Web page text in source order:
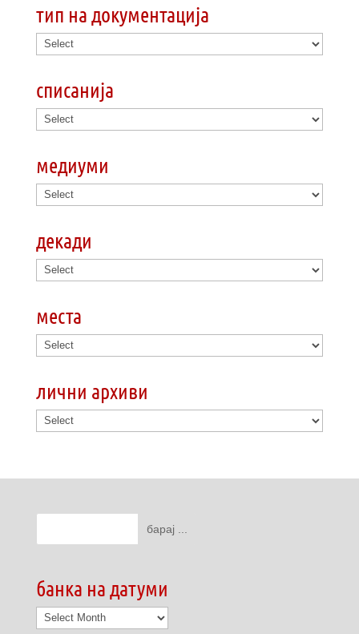
тип на документација
списанија
медиуми
декади
места
лични архиви
банка на датуми
банка